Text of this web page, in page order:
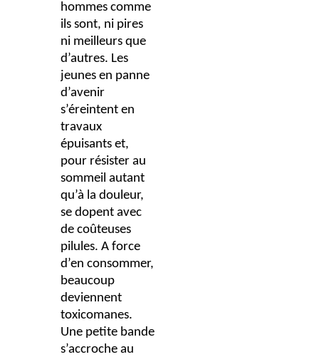
hommes comme
ils sont, ni pires
ni meilleurs que
d’autres. Les
jeunes en panne
d’avenir
s’éreintent en
travaux
épuisants et,
pour résister au
sommeil autant
qu’à la douleur,
se dopent avec
de coûteuses
pilules. A force
d’en consommer,
beaucoup
deviennent
toxicomanes.
Une petite bande
s’accroche au